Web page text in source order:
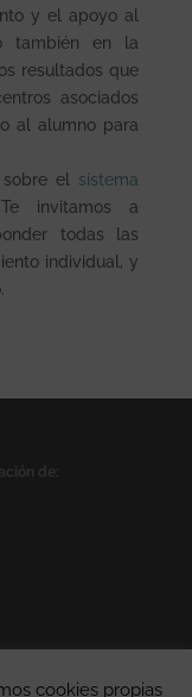
y el apoyo al
también en la
resultados que
asociados
al alumno para
el sistema
invitamos a
todas las
individual, y
de:
cookies propias